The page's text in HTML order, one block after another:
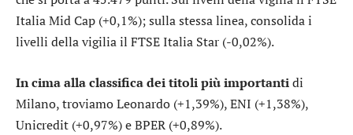
Italia Mid Cap (+0,1%); sulla stessa linea, consolida i
livelli della vigilia il FTSE Italia Star (-0,02%).
In cima alla classifica dei titoli più importantidi
Milano, troviamoLeonardo (+1,39%),ENI (+1,38%),
Unicredit (+0,97%) eBPER (+0,89%).